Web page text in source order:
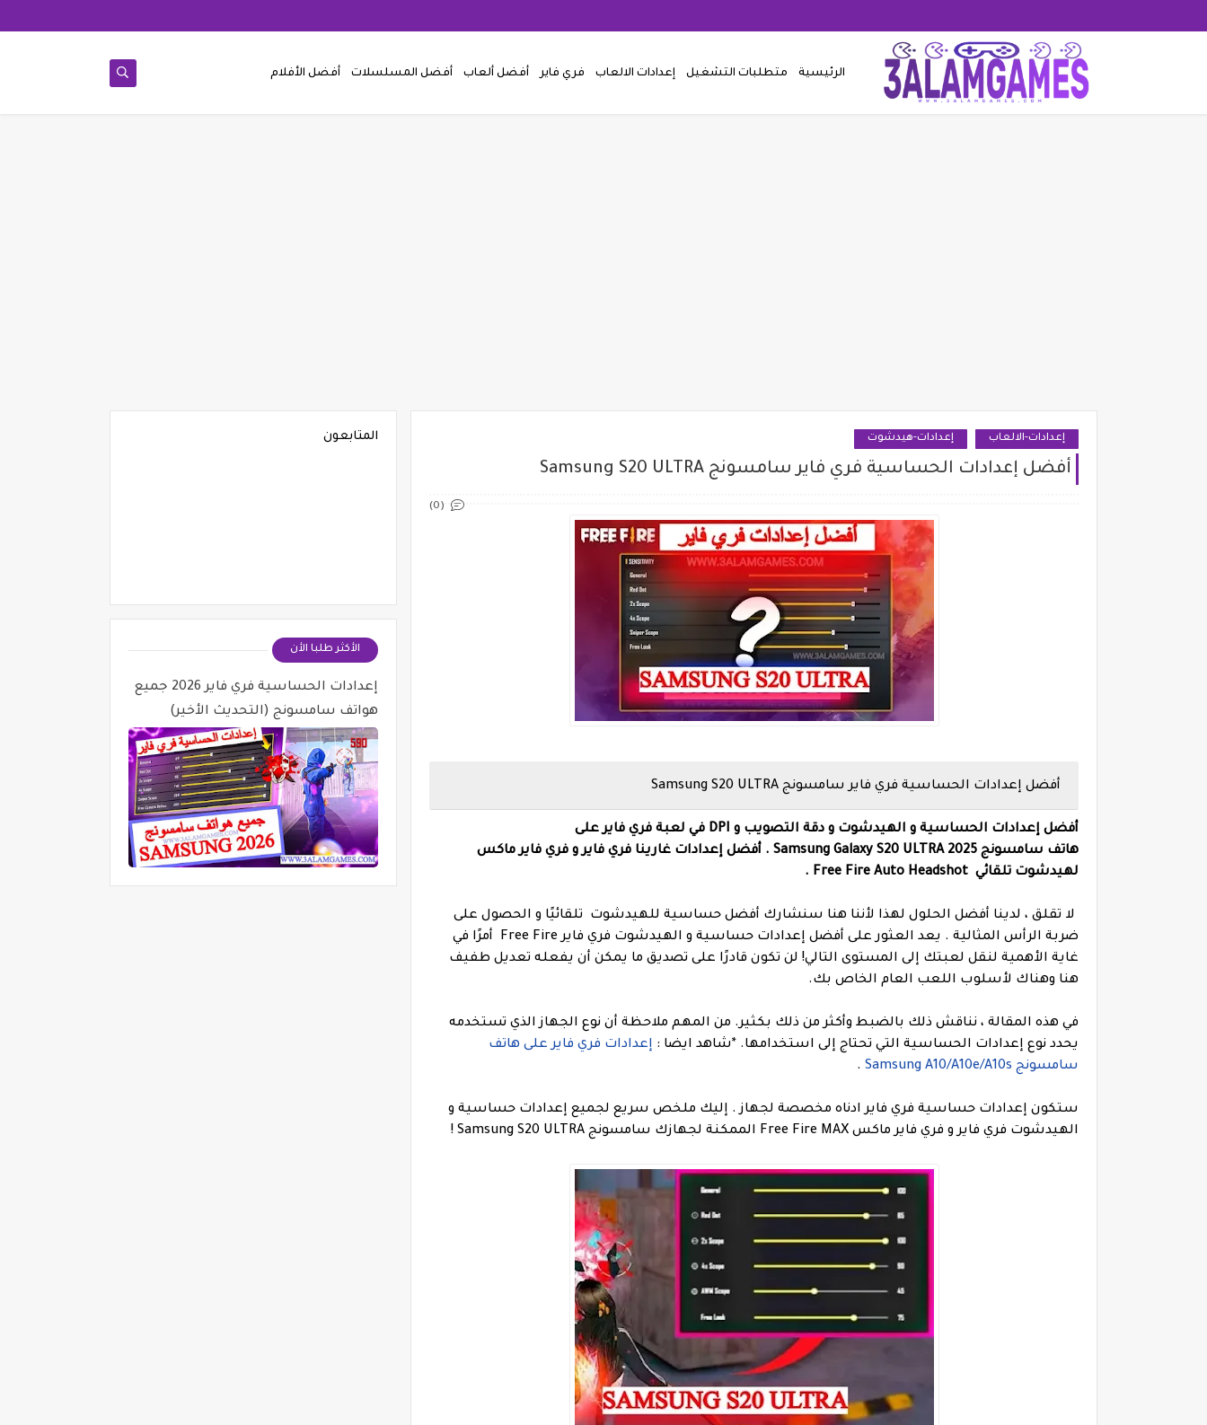
الرئيسية متطلبات التشغيل إعدادات الالعاب فري فاير أفضل ألعاب أفضل المسلسلات أفضل الأفلام
إعدادات-الالعاب إعدادات-هيدشوت
أفضل إعدادات الحساسية فري فاير سامسونج Samsung S20 ULTRA
(0)
أفضل إعدادات الحساسية فري فاير سامسونج Samsung S20 ULTRA
أفضل إعدادات الحساسية و الهيدشوت و دقة التصويب و DPI في لعبة فري فاير على
هاتف سامسونج
Samsung Galaxy S20 ULTRA 2025 . أفضل إعدادات غارينا فري فاير و فري فاير ماكس
لهيدشوت تلقائي Free Fire Auto Headshot .
لا تقلق ، لدينا أفضل الحلول لهذا لأننا هنا سنشارك أفضل حساسية للهيدشوت تلقائيًا و الحصول على
ضربة الرأس المثالية .
يعد العثور على أفضل إعدادات حساسية و الهيدشوت فري فاير Free Fire أمرًا في
غاية الأهمية لنقل لعبتك إلى المستوى التالي! لن تكون قادرًا على تصديق ما يمكن أن يفعله تعديل طفيف
هنا وهناك لأسلوب اللعب العام الخاص بك.
في هذه المقالة ، نناقش ذلك بالضبط وأكثر من ذلك بكثير. من المهم ملاحظة أن نوع الجهاز الذي تستخدمه
يحدد نوع إعدادات الحساسية التي تحتاج إلى استخدامها. *شاهد ايضا : إعدادات فري فاير على هاتف
سامسونج Samsung A10/A10e/A10s
.
ستكون إعدادات حساسية فري فاير ادناه مخصصة لجهاز . إليك ملخص سريع لجميع إعدادات حساسية و
الهيدشوت فري فاير و فري فاير ماكس Free Fire MAX الممكنة لجهازك سامسونج Samsung S20 ULTRA !
المتابعون
الأكثر طلبا الأن
إعدادات الحساسية فري فاير 2026 جميع
هواتف سامسونج (التحديث الأخير)